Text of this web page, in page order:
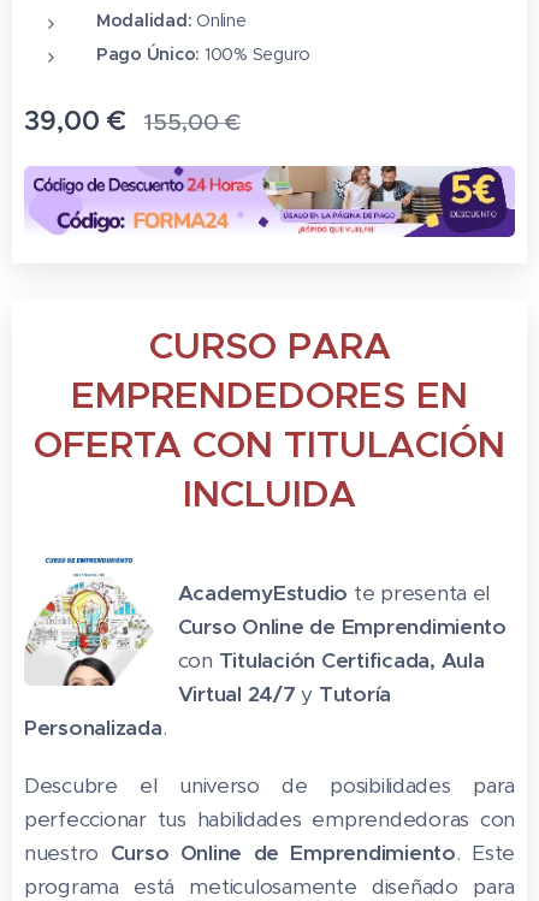
Modalidad: Online
Pago Único: 100% Seguro
39,00 € 155,00€
CURSO PARA
EMPRENDEDORES EN
OFERTA CON TITULACIÓN
INCLUIDA
AcademyEstudio te presenta el
Curso Online de Emprendimiento
con Titulación Certificada, Aula
Virtual 24/7y Tutoría
Personalizada.
Descubre el universo de posibilidades para
perfeccionar tus habilidades emprendedoras con
nuestro Curso Online de Emprendimiento. Este
programa está meticulosamente diseñado para